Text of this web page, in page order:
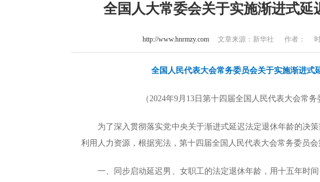
全国人大常委会关于实施渐进式延
http://www.hnrmzy.com文章来源：新华社 作者： 时
全国人民代表大会常务委员会关于实施渐进式
（2024年9月13日第十四届全国人民代表大会常
为了深入贯彻落实党中央关于渐进式延迟法定退休年龄的决
利用人力资源，根据宪法，第十四届全国人民代表大会常务委员会
一、同步启动延迟男、女职工的法定退休年龄，用十五年时